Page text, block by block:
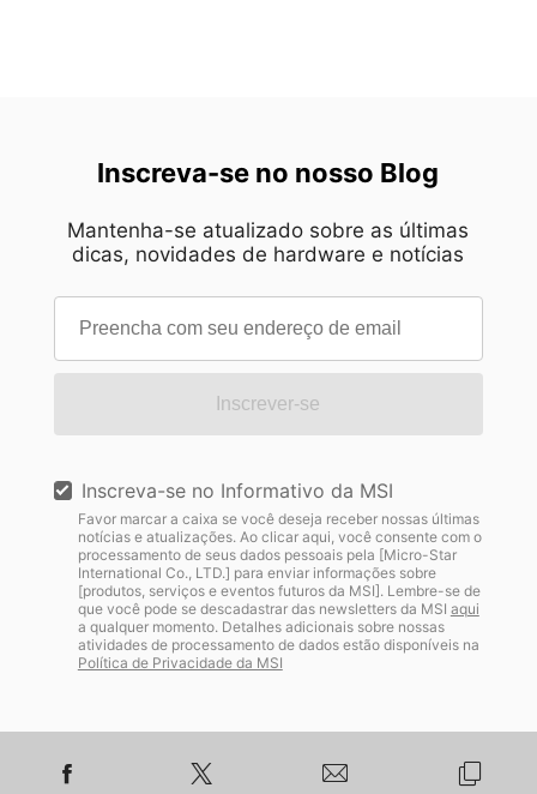
Inscreva-se no nosso Blog
Mantenha-se atualizado sobre as últimas
dicas, novidades de hardware e notícias
Inscrever-se
Inscreva-se no Informativo da MSI
Favor marcar a caixa se você deseja receber nossas últimas
notícias e atualizações. Ao clicar aqui, você consente com o
processamento de seus dados pessoais pela [Micro-Star
International Co., LTD.] para enviar informações sobre
[produtos, serviços e eventos futuros da MSI]. Lembre-se de
que você pode se descadastrar das newsletters da MSI aqui
a qualquer momento. Detalhes adicionais sobre nossas
atividades de processamento de dados estão disponíveis na
Política de Privacidade da MSI